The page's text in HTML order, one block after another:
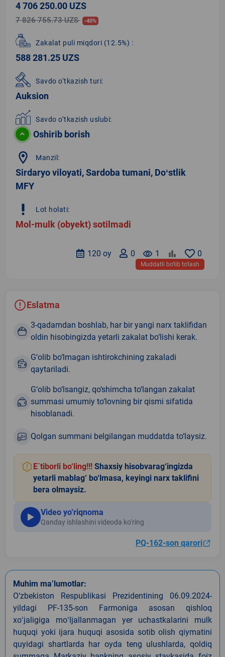
4 706 250.00 UZS
7 826 755.73 UZS -40%
Zakalat puli miqdori (12.5%) :
588 281.25 UZS
Savdo o‘tkazish turi:
Auksion
Savdo o‘tkazish uslubi:
Oshirib borish
location_on Manzil:
Sirdaryo viloyati, Sardoba tumani, Doʻstlik
MFY
priority_high Lot holati:
Mol-mulk (obyekt) sotilmadi
0
remove_red_eye 1
0
120 oy
Muddatli bo‘lib to‘lash
Eslatma
3-qadamdan boshlab, har bir yangi narx taklifidan
oldin hisobingizda yetarli zakalat bo‘lishi kerak.
G‘olib bo‘lmagan ishtirokchining zakaladi
qaytariladi.
G‘olib bo‘lsangiz, qo‘shimcha to‘langan zakalat
summasi umumiy to‘lovning bir qismi sifatida
hisoblanadi.
Qolgan summani belgilangan muddatda to‘laysiz.
E`tiborli bo‘ling!!! Shaxsiy hisobvarag‘ingizda
yetarli mablag‘ bo‘lmasa, keyingi narx taklifini
bera olmaysiz.
Video yo‘riqnoma
Qanday ishlashini videoda ko‘ring
PQ-162-son qarori
Muhim ma’lumotlar:
O‘zbekiston Respublikasi Prezidentining 06.09.2024-
yildagi PF-135-son Farmoniga asosan qishloq
xoʻjaligiga moʻljallanmagan yer uchastkalarini mulk
huquqi yoki ijara huquqi asosida sotib olish qiymatini
quyidagi shartlarda har oyda teng ulushlarda, qoldiq